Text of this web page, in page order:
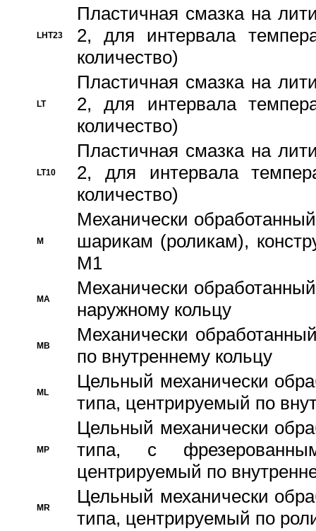
LHT23
Пластичная смазка на
2, для интервала
количество)
LT
Пластичная смазка на
2, для интервала
количество)
LT10
Пластичная смазка на
2, для интервала
количество)
M
Механически
шарикам (роликам),
M1
MA
Механически
наружному кольцу
MB
Механически
по внутреннему кольцу
ML
Цельный механически
типа, центрируемый по
MP
Цельный механически
типа, с
центрируемый по
MR
Цельный механически
типа, центрируемый по